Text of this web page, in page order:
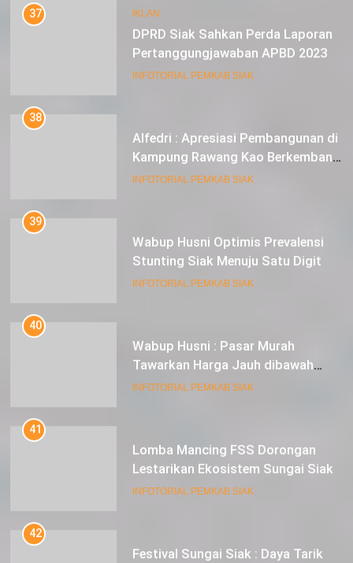
DKI JAKARTA
IKLAN
DPRD Siak Sahkan Perda Laporan
Pertanggungjawaban APBD 2023
INFOTORIAL PEMKAB SIAK
Kampung Rawang Kao Berkembang
Pesat
INFOTORIAL PEMKAB SIAK
Stunting Siak Menuju Satu Digit
INFOTORIAL PEMKAB SIAK
Tawarkan Harga Jauh dibawah
Pasar Tradisional
INFOTORIAL PEMKAB SIAK
Lestarikan Ekosistem Sungai Siak
INFOTORIAL PEMKAB SIAK
Wisata dan Ingat Sejarah Dalam